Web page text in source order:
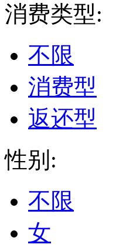
消费类型:
不限
消费型
返还型
性别:
不限
女